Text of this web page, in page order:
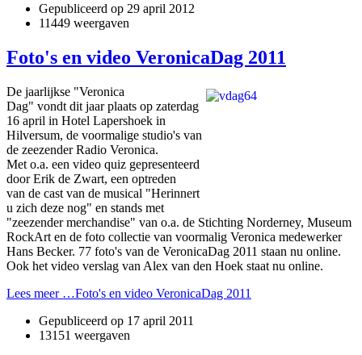
Gepubliceerd op 29 april 2012
11449 weergaven
Foto's en video VeronicaDag 2011
De jaarlijkse "Veronica
Dag" vondt dit jaar plaats op zaterdag
16 april in Hotel Lapershoek in
Hilversum, de voormalige studio's van
de zeezender Radio Veronica.
Met o.a. een video quiz gepresenteerd
door Erik de Zwart, een optreden
van de cast van de musical "Herinnert
u zich deze nog" en stands met
"zeezender merchandise" van o.a. de Stichting Norderney, Museum
RockArt en de foto collectie van voormalig Veronica medewerker
Hans Becker. 77 foto's van de VeronicaDag 2011 staan nu online.
Ook het video verslag van Alex van den Hoek staat nu online.
Lees meer …Foto's en video VeronicaDag 2011
Gepubliceerd op 17 april 2011
13151 weergaven